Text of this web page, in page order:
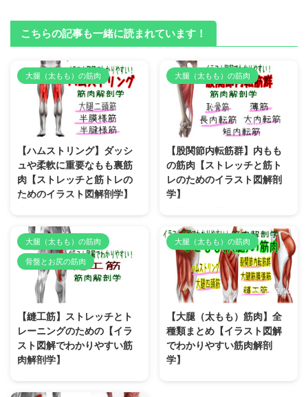
こちらの記事も一緒に読まれています！
大腿（太もも）の筋肉
2022/12/14
【ハムストリング】ダッシ
ュや柔軟に重要なもも裏筋
肉【ストレッチと筋トレの
ためのイラスト図解剖学】
筋」「半腱様筋」「半膜様筋」】
解剖学構造（起始停止、作用、神
経支配）についてイラスト図解を
用いてわかりやすく解説していま
す。 【ハムストリング】とは？
どこにあるどんな筋肉？ 【ハム
曲」や「股関節伸展」に協力して
働いて姿勢や立位運動に貢献する
太もも裏の筋肉群です。 【ハム
ストリング】はまとめてひとつの
りますが、実際は、太もも裏外側
大腿（太もも）の筋肉
2022/12/15
【股関節内転筋群】内もも
の筋肉【ストレッチと筋ト
レのためのイラスト図解剖
学】
を作る、立位バランスを安定させ
るなどの重要な作用がある【股関
節内転筋群】の解剖学構造（起始
停止、作用、神経支配）をイラス
トや図解を用いてわかりやすく解
説しています。 【股関節内転
肉？ 【股関節内転筋】とは大腿
内側（内もも）の5筋：「恥骨
筋」「長内転筋」「短内転筋」
「大内転筋」「薄筋」の総称で
大腿（太もも）の筋肉
骨盤とお尻の筋肉
【縫工筋】ストレッチとト
レーニングのための【イラ
スト図解でわかりやすい筋
肉解剖学】
「鵞足炎（ランナー膝）」の原因
大腿（太もも）の筋肉
2022/12/14
【大腿（太もも）筋肉】全
種類まとめ【イラスト図解
でわかりやすい筋肉解剖
学】